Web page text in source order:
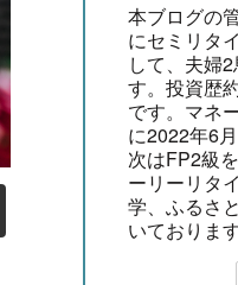
本ブログの
にセミリタ
して、夫婦
す。投資歴
です。マネ
に2022年6
次はFP2級
ーリーリタ
学、ふるさ
いております